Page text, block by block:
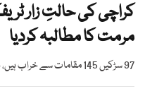
کراچی کی حالتِ زار
مرمت کا مطالبہ کردیا
97 سڑکیں 145 مقامات سے خراب ہیں، جو ٹریفک روانی میں خلل کا سبب بن رہی ہیں